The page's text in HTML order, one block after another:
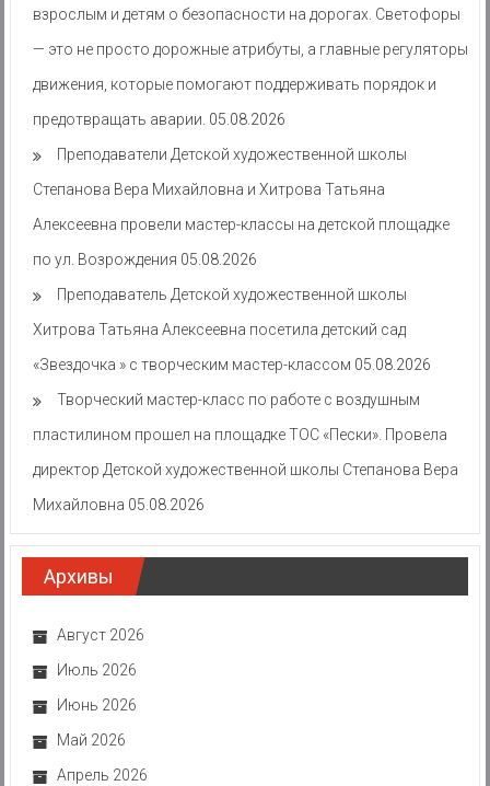
взрослым и детям о безопасности на дорогах. Светофоры
— это не просто дорожные атрибуты, а главные регуляторы
движения, которые помогают поддерживать порядок и
предотвращать аварии. 05.08.2026
Преподаватели Детской художественной школы
Степанова Вера Михайловна и Хитрова Татьяна
Алексеевна провели мастер-классы на детской площадке
по ул. Возрождения 05.08.2026
Преподаватель Детской художественной школы
Хитрова Татьяна Алексеевна посетила детский сад
«Звездочка » с творческим мастер-классом 05.08.2026
Творческий мастер-класс по работе с воздушным
пластилином прошел на площадке ТОС «Пески». Провела
директор Детской художественной школы Степанова Вера
Михайловна 05.08.2026
Архивы
Август 2026
Июль 2026
Июнь 2026
Май 2026
Апрель 2026